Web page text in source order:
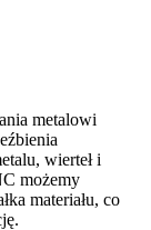
metalowi
wierteł i
możemy
materiału, co